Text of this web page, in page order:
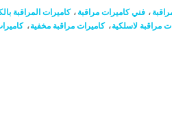
،فني كاميرات مراقبة ،كاميرات المراقبة
مراقبة لاسلكية،كاميرات مراقبة مخفية،